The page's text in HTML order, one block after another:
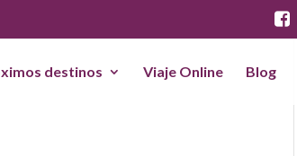
destinos Viaje Online Blog